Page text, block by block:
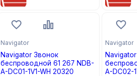
Navigator
Navigator Звонок
беспроводной 61 267 NDB-
A-DC01-1V1-WH 20320
Navigator
беспроводной
A-DC02-